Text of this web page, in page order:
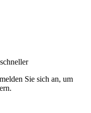
Sie sich an, um